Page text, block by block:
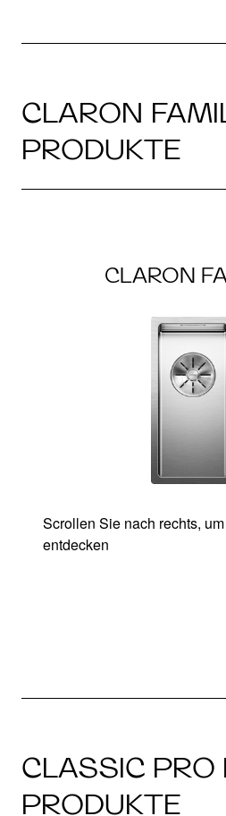
CLARON
PRODUKTE
CLARON
Scrollen Sie nach rechts,
entdecken
CLASSIC PRO
PRODUKTE